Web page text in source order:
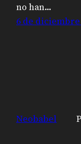
no han…
6 de diciembre
Neobabel